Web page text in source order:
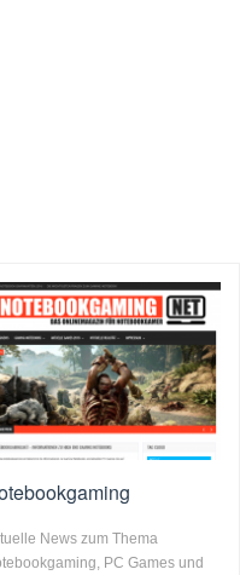
News zum Thema
PC Games und